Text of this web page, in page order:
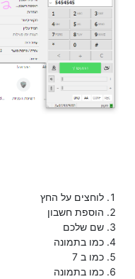
לוחצים על החץ
הוספת חשבון
שם שלכם
כמו בתמונה
כמו ב 7
כמו בתמונה